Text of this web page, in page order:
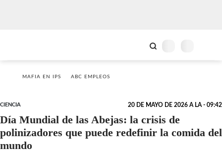
MAFIA EN IPS ABC EMPLEOS
CIENCIA 20 DE MAYO DE 2026 A LA - 09:42
Día Mundial de las Abejas: la crisis de
polinizadores que puede redefinir la comida del
mundo